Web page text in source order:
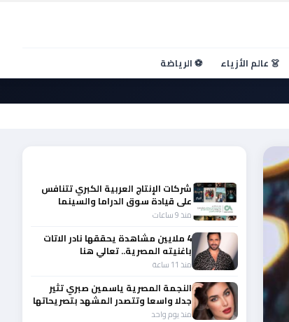
👗 عالم الأزياء ⚽ الرياضة
شركات الإنتاج العربية الكبري تتنافس
على قيادة سوق الدراما والسينما
والصباح في مقدمة المشهد الإقليمي
منذ 9 ساعات
4 ملايين مشاهدة يحققها نادر الاتات
باغنيته المصرية.. تعالي هنا
منذ 11 ساعة
النجمة المصرية ياسمين صبري تثير
جدلا واسعا وتتصدر المشهد بتصريحاتها
الأخيرة
منذ يوم واحد